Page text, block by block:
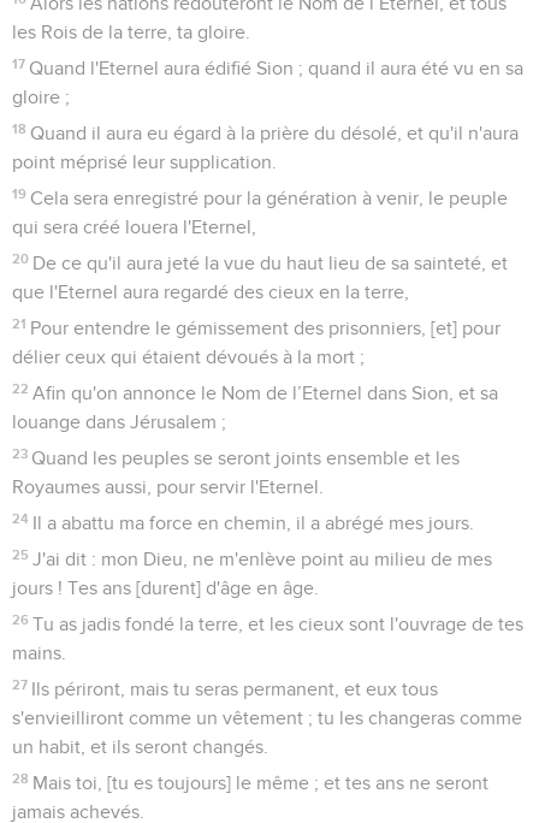
les Rois de la terre, ta gloire.
17 Quand l'Eternel aura édifié Sion ; quand il aura été vu en sa
gloire ;
18 Quand il aura eu égard à la prière du désolé, et qu'il n'aura
point méprisé leur supplication.
19 Cela sera enregistré pour la génération à venir, le peuple
qui sera créé louera l'Eternel,
20 De ce qu'il aura jeté la vue du haut lieu de sa sainteté, et
que l'Eternel aura regardé des cieux en la terre,
21 Pour entendre le gémissement des prisonniers, [et] pour
délier ceux qui étaient dévoués à la mort ;
22 Afin qu'on annonce le Nom de l’Eternel dans Sion, et sa
louange dans Jérusalem ;
23 Quand les peuples se seront joints ensemble et les
Royaumes aussi, pour servir l'Eternel.
24 Il a abattu ma force en chemin, il a abrégé mes jours.
25 J'ai dit : mon Dieu, ne m'enlève point au milieu de mes
jours ! Tes ans [durent] d'âge en âge.
26 Tu as jadis fondé la terre, et les cieux sont l'ouvrage de tes
mains.
27 Ils périront, mais tu seras permanent, et eux tous
s'envieilliront comme un vêtement ; tu les changeras comme
un habit, et ils seront changés.
28 Mais toi, [tu es toujours] le même ; et tes ans ne seront
jamais achevés.